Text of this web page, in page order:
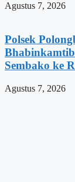
Agustus 7, 2026
Polsek
Sembako ke
Agustus 7, 2026